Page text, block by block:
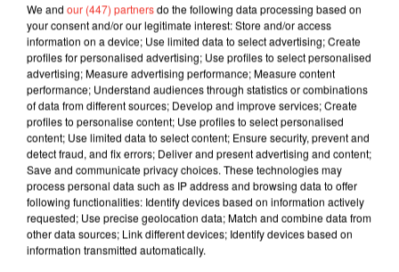
We and our (447) partnersdo the following data processing based on
your consent and/or our legitimate interest: Store and/or access
information on a device; Use limited data to select advertising; Create
profiles for personalised advertising; Use profiles to select personalised
advertising; Measure advertising performance; Measure content
performance; Understand audiences through statistics or combinations
of data from different sources; Develop and improve services; Create
profiles to personalise content; Use profiles to select personalised
content; Use limited data to select content; Ensure security, prevent and
detect fraud, and fix errors; Deliver and present advertising and content;
Save and communicate privacy choices. These technologies may
process personal data such as IP address and browsing data to offer
following functionalities: Identify devices based on information actively
requested; Use precise geolocation data; Match and combine data from
other data sources; Link different devices; Identify devices based on
information transmitted automatically.